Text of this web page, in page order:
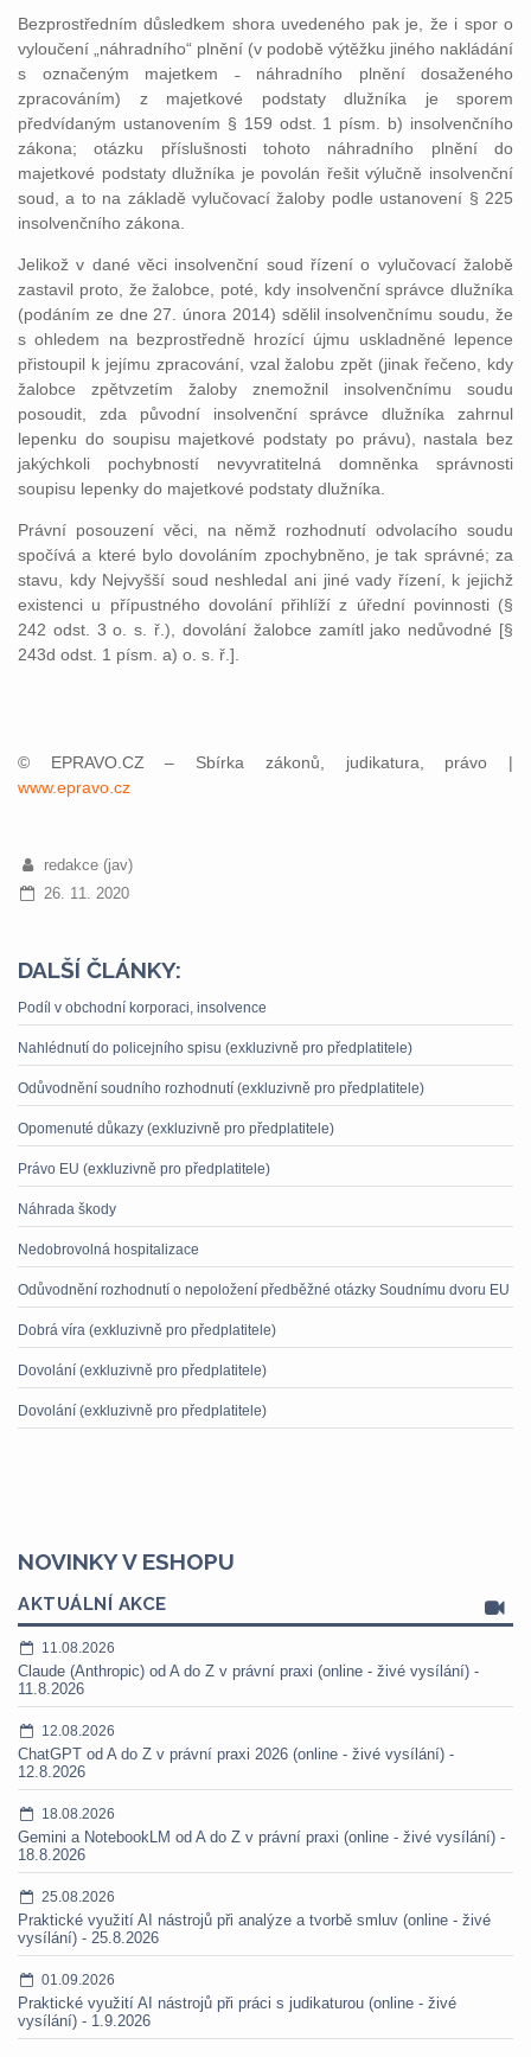
Bezprostředním důsledkem shora uvedeného pak je, že i spor o
vyloučení „náhradního“ plnění (v podobě výtěžku jiného nakládání
s označeným majetkem ˗ náhradního plnění dosaženého
zpracováním) z majetkové podstaty dlužníka je sporem
předvídaným ustanovením § 159 odst. 1 písm. b) insolvenčního
zákona; otázku příslušnosti tohoto náhradního plnění do
majetkové podstaty dlužníka je povolán řešit výlučně insolvenční
soud, a to na základě vylučovací žaloby podle ustanovení § 225
insolvenčního zákona.
Jelikož v dané věci insolvenční soud řízení o vylučovací žalobě
zastavil proto, že žalobce, poté, kdy insolvenční správce dlužníka
(podáním ze dne 27. února 2014) sdělil insolvenčnímu soudu, že
s ohledem na bezprostředně hrozící újmu uskladněné lepence
přistoupil k jejímu zpracování, vzal žalobu zpět (jinak řečeno, kdy
žalobce zpětvzetím žaloby znemožnil insolvenčnímu soudu
posoudit, zda původní insolvenční správce dlužníka zahrnul
lepenku do soupisu majetkové podstaty po právu), nastala bez
jakýchkoli pochybností nevyvratitelná domněnka správnosti
soupisu lepenky do majetkové podstaty dlužníka.
Právní posouzení věci, na němž rozhodnutí odvolacího soudu
spočívá a které bylo dovoláním zpochybněno, je tak správné; za
stavu, kdy Nejvyšší soud neshledal ani jiné vady řízení, k jejichž
existenci u přípustného dovolání přihlíží z úřední povinnosti (§
242 odst. 3 o. s. ř.), dovolání žalobce zamítl jako nedůvodné [§
243d odst. 1 písm. a) o. s. ř.].
© EPRAVO.CZ – Sbírka zákonů, judikatura, právo |
www.epravo.cz
redakce (jav)
26. 11. 2020
DALŠÍ ČLÁNKY:
Podíl v obchodní korporaci, insolvence
Nahlédnutí do policejního spisu (exkluzivně pro předplatitele)
Odůvodnění soudního rozhodnutí (exkluzivně pro předplatitele)
Opomenuté důkazy (exkluzivně pro předplatitele)
Právo EU (exkluzivně pro předplatitele)
Náhrada škody
Nedobrovolná hospitalizace
Odůvodnění rozhodnutí o nepoložení předběžné otázky Soudnímu dvoru EU
Dobrá víra (exkluzivně pro předplatitele)
Dovolání (exkluzivně pro předplatitele)
Dovolání (exkluzivně pro předplatitele)
NOVINKY V ESHOPU
AKTUÁLNÍ AKCE
11.08.2026
Claude (Anthropic) od A do Z v právní praxi (online - živé vysílání) -
11.8.2026
12.08.2026
ChatGPT od A do Z v právní praxi 2026 (online - živé vysílání) -
12.8.2026
18.08.2026
Gemini a NotebookLM od A do Z v právní praxi (online - živé vysílání) -
18.8.2026
25.08.2026
Praktické využití AI nástrojů při analýze a tvorbě smluv (online - živé
vysílání) - 25.8.2026
01.09.2026
Praktické využití AI nástrojů při práci s judikaturou (online - živé
vysílání) - 1.9.2026